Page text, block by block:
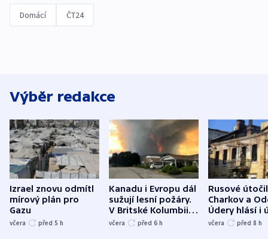
Domácí ČT24
Výběr redakce
Izrael znovu odmítl
mírový plán pro
Gazu
včera před 5 h
Kanadu i Evropu dál
sužují lesní požáry.
V Britské Kolumbii
evakuovali tisíce lidí
včera před 6 h
Rusové
Charkov a
Údery hlásí i
Bělgorodu
včera před 8 h